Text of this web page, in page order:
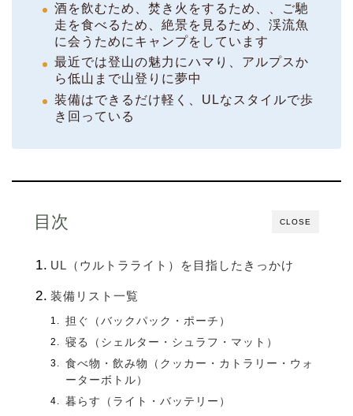
酒を飲むため、焚き火をするため、、ご馳
走を食べるため、絶景を見るため、渓流魚
に会うためにキャンプをしています
最近では登山の魅力にハマり、アルプスか
ら低山まで山登りに夢中
装備はできるだけ軽く、ULなスタイルで歩
き回っている
CLOSE
目次
UL（ウルトラライト）を目指したきっかけ
装備リスト一覧
担ぐ（バックパック・ポーチ）
寝る（シェルター・シュラフ・マット）
食べ物・飲み物（クッカー・カトラリー・ウォ
ーターボトル）
暮らす（ライト・バッテリー）